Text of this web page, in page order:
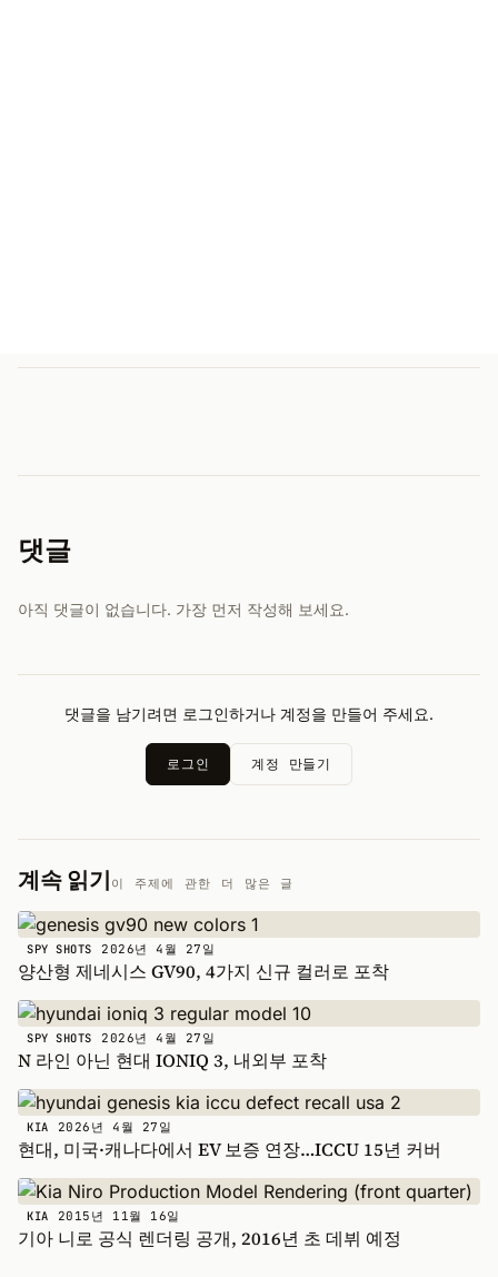
댓글
아직 댓글이 없습니다. 가장 먼저 작성해 보세요.
댓글을 남기려면 로그인하거나 계정을 만들어 주세요.
로그인 계정 만들기
계속 읽기 이 주제에 관한 더 많은 글
SPY SHOTS 2026년 4월 27일
양산형 제네시스 GV90, 4가지 신규 컬러로 포착
SPY SHOTS 2026년 4월 27일
N 라인 아닌 현대 IONIQ 3, 내외부 포착
KIA 2026년 4월 27일
현대, 미국·캐나다에서 EV 보증 연장…ICCU 15년 커버
KIA 2015년 11월 16일
기아 니로 공식 렌더링 공개, 2016년 초 데뷔 예정